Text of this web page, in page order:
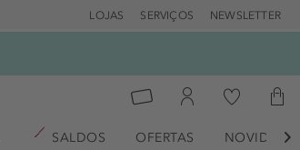
LOJAS SERVIÇOS NEWSLETTER
SALDOS OFERTAS 